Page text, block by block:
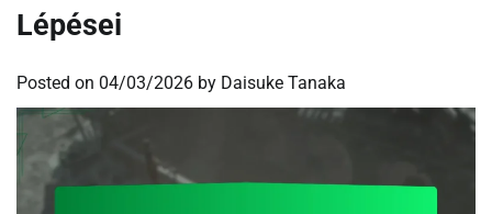
Lépései
Posted on 04/03/2026 by Daisuke Tanaka